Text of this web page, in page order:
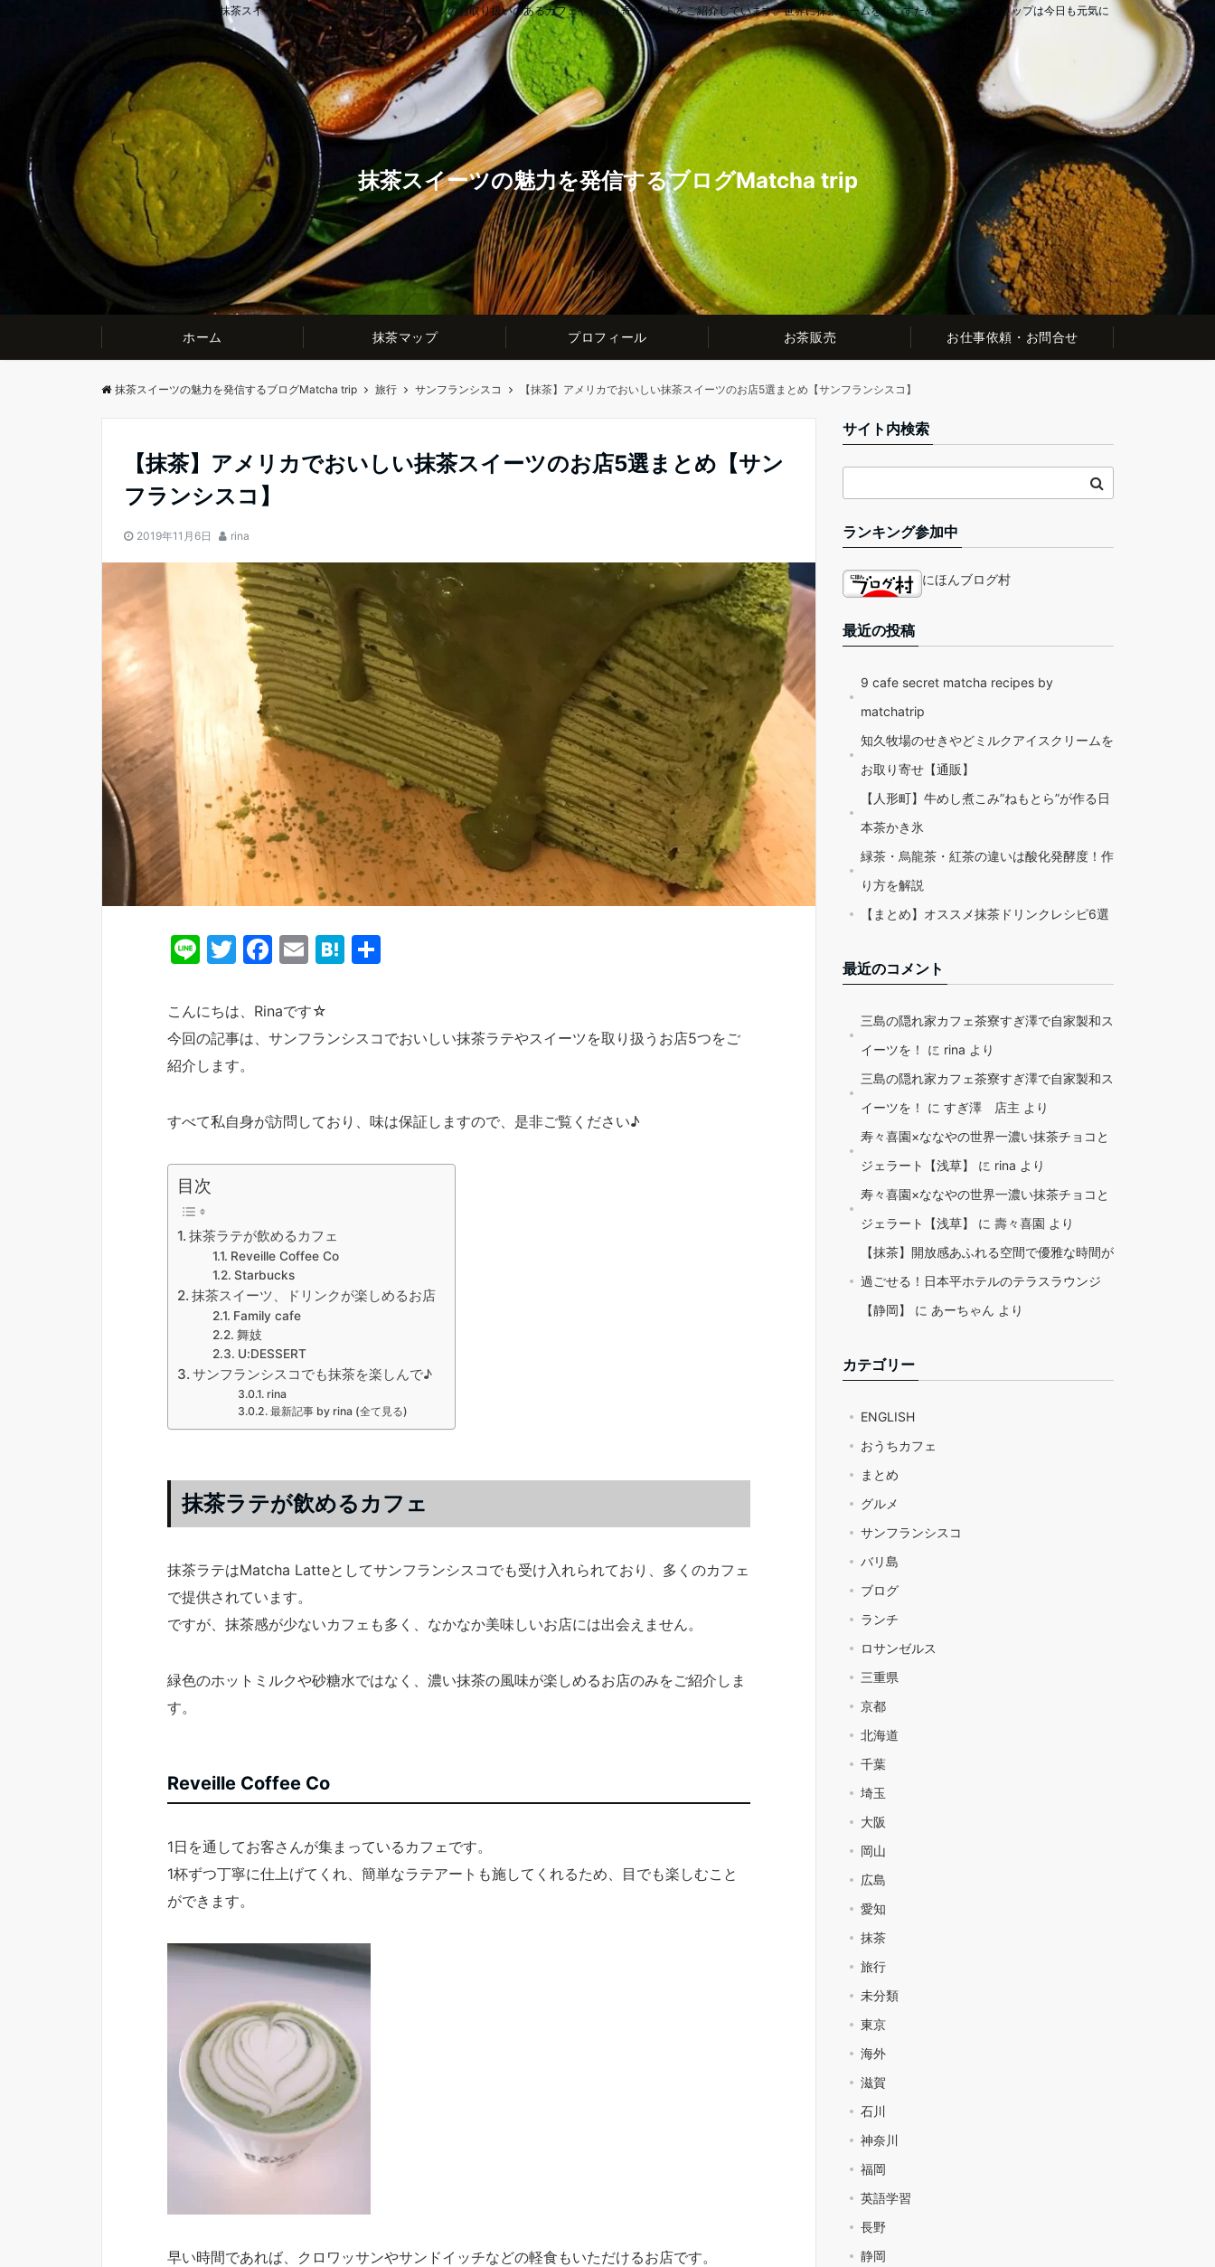
日本全国900店舗以上の抹茶スイーツを食べたマニアが、抹茶スイーツのお取り扱いのあるカフェやお取り寄せサイトをご紹介しています。世界に抹茶ブームを起こすため、マッチャトリップは今日も元気に
抹茶スイーツの魅力を発信するブログMatcha trip
ホーム 抹茶マップ プロフィール お茶販売 お仕事依頼・お問合せ
抹茶スイーツの魅力を発信するブログMatcha trip 旅行 サンフランシスコ 【抹茶】アメリカでおいしい抹茶スイーツのお店5選まとめ【サンフランシスコ】
【抹茶】アメリカでおいしい抹茶スイーツのお店5選まとめ【サン
フランシスコ】
2019年11月6日 rina
Li
e
T
itt
er
F
c
e
o
E
ai
l
H
n
こんにちは、Rinaです☆
今回の記事は、サンフランシスコでおいしい抹茶ラテやスイーツを取り扱うお店5つをご
紹介します。
すべて私自身が訪問しており、味は保証しますので、是非ご覧ください♪
目次
抹茶ラテが飲めるカフェ
Reveille Coffee Co
Starbucks
抹茶スイーツ、ドリンクが楽しめるお店
Family cafe
舞妓
U:DESSERT
サンフランシスコでも抹茶を楽しんで♪
rina
最新記事 by rina (全て見る)
抹茶ラテが飲めるカフェ
抹茶ラテはMatcha Latteとしてサンフランシスコでも受け入れられており、多くのカフェ
で提供されています。
ですが、抹茶感が少ないカフェも多く、なかなか美味しいお店には出会えません。
緑色のホットミルクや砂糖水ではなく、濃い抹茶の風味が楽しめるお店のみをご紹介しま
す。
Reveille Coffee Co
1日を通してお客さんが集まっているカフェです。
1杯ずつ丁寧に仕上げてくれ、簡単なラテアートも施してくれるため、目でも楽しむこと
ができます。
早い時間であれば、クロワッサンやサンドイッチなどの軽食もいただけるお店です。
サイト内検索
ランキング参加中
にほんブログ村
最近の投稿
9 cafe secret matcha recipes by
matchatrip
知久牧場のせきやどミルクアイスクリームを
お取り寄せ【通販】
【人形町】牛めし煮こみ”ねもとら”が作る日
本茶かき氷
緑茶・烏龍茶・紅茶の違いは酸化発酵度！作
り方を解説
【まとめ】オススメ抹茶ドリンクレシピ6選
最近のコメント
三島の隠れ家カフェ茶寮すぎ澤で自家製和ス
イーツを！
に rina より
三島の隠れ家カフェ茶寮すぎ澤で自家製和ス
イーツを！
に すぎ澤 店主 より
寿々喜園×ななやの世界一濃い抹茶チョコと
ジェラート【浅草】
に rina より
寿々喜園×ななやの世界一濃い抹茶チョコと
ジェラート【浅草】
に 壽々喜園 より
【抹茶】開放感あふれる空間で優雅な時間が
過ごせる！日本平ホテルのテラスラウンジ
【静岡】
に あーちゃん より
カテゴリー
ENGLISH
おうちカフェ
まとめ
グルメ
サンフランシスコ
バリ島
ブログ
ランチ
ロサンゼルス
三重県
京都
北海道
千葉
埼玉
大阪
岡山
広島
愛知
抹茶
旅行
未分類
東京
海外
滋賀
石川
神奈川
福岡
英語学習
長野
静岡